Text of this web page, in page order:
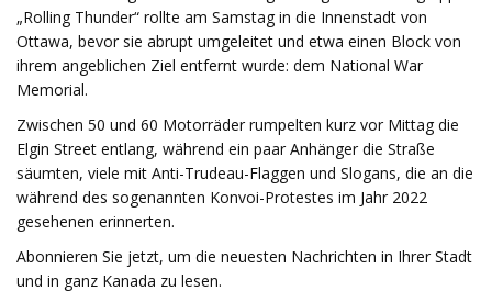
„Rolling Thunder“ rollte am Samstag in die Innenstadt von
Ottawa, bevor sie abrupt umgeleitet und etwa einen Block von
ihrem angeblichen Ziel entfernt wurde: dem National War
Memorial.
Zwischen 50 und 60 Motorräder rumpelten kurz vor Mittag die
Elgin Street entlang, während ein paar Anhänger die Straße
säumten, viele mit Anti-Trudeau-Flaggen und Slogans, die an die
während des sogenannten Konvoi-Protestes im Jahr 2022
gesehenen erinnerten.
Abonnieren Sie jetzt, um die neuesten Nachrichten in Ihrer Stadt
und in ganz Kanada zu lesen.